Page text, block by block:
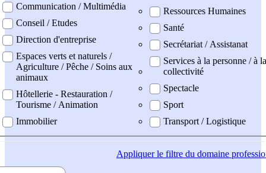
Communication / Multimédia
Conseil / Etudes
Direction d'entreprise
Espaces verts et naturels /
Agriculture / Pêche / Soins aux
animaux
Hôtellerie - Restauration /
Tourisme / Animation
Immobilier
Ressources Humaines
Santé
Secrétariat / Assistanat
Services à la personne / à la
collectivité
Spectacle
Sport
Transport / Logistique
Appliquerle filtre du domaine